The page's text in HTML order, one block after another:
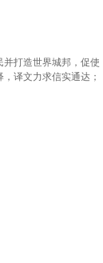
打造世界城邦，促使
译文力求信实通达；